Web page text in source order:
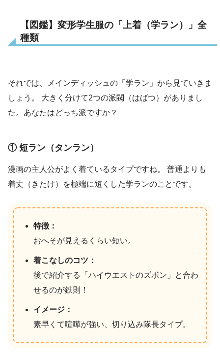
【図鑑】変形学生服の「上着（学ラン）」全
種類
それでは、メインディッシュの「学ラン」から見ていきま
しょう。 大きく分けて2つの派閥（はばつ）がありまし
た。あなたはどっち派ですか？
① 短ラン（タンラン）
漫画の主人公がよく着ているタイプですね。 普通よりも
着丈（きたけ）を極端に短くした学ランのことです。
特徴：
おへそが見えるくらい短い。
着こなしのコツ：
後で紹介する「ハイウエストのズボン」と合わ
せるのが鉄則！
イメージ：
素早くて喧嘩が強い、切り込み隊長タイプ。